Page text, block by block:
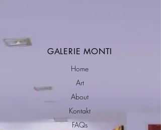
GALERIE MONTI
Home
Art
About
Kontakt
FAQs